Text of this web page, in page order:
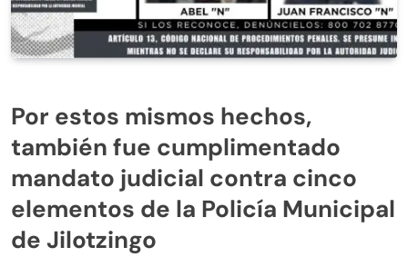
Por estos mismos hechos,
también fue cumplimentado
mandato judicial contra cinco
elementos de la Policía Municipal
de Jilotzingo